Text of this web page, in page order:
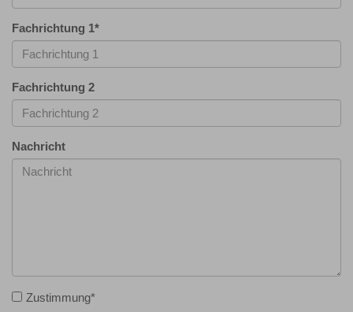
Fachrichtung 1*
Fachrichtung 2
Nachricht
Zustimmung*